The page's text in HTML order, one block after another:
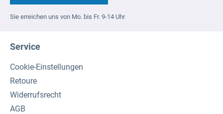
Sie erreichen uns von Mo. bis Fr. 9-14 Uhr
Service
Cookie-Einstellungen
Retoure
Widerrufsrecht
AGB